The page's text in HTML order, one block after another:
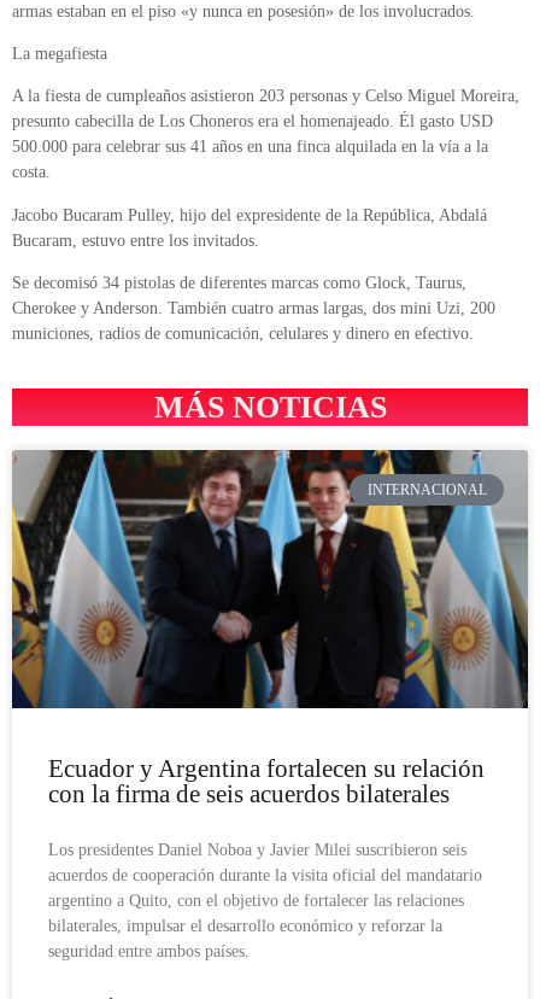
armas estaban en el piso «y nunca en posesión» de los involucrados.
La megafiesta
A la fiesta de cumpleaños asistieron 203 personas y Celso Miguel Moreira,
presunto cabecilla de Los Choneros era el homenajeado. Él gasto USD
500.000 para celebrar sus 41 años en una finca alquilada en la vía a la
costa.
Jacobo Bucaram Pulley, hijo del expresidente de la República, Abdalá
Bucaram, estuvo entre los invitados.
Se decomisó 34 pistolas de diferentes marcas como Glock, Taurus,
Cherokee y Anderson. También cuatro armas largas, dos mini Uzi, 200
municiones, radios de comunicación, celulares y dinero en efectivo.
MÁS NOTICIAS
INTERNACIONAL
Ecuador y Argentina fortalecen su relación
con la firma de seis acuerdos bilaterales
Los presidentes Daniel Noboa y Javier Milei suscribieron seis
acuerdos de cooperación durante la visita oficial del mandatario
argentino a Quito, con el objetivo de fortalecer las relaciones
bilaterales, impulsar el desarrollo económico y reforzar la
seguridad entre ambos países.